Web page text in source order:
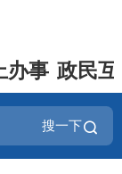
办事 政民
搜一下